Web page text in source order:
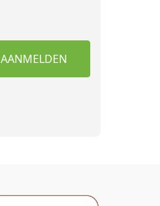
AANMELDEN